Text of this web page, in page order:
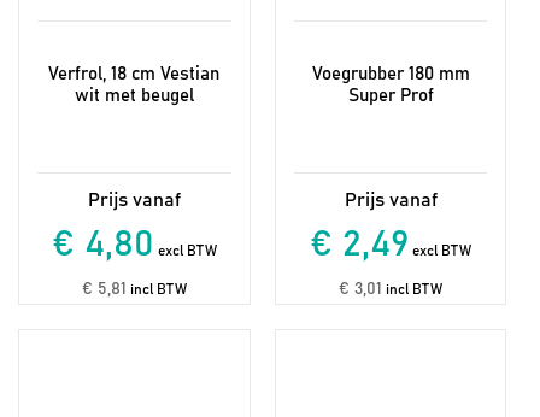
Verfrol, 18 cm Vestian
wit met beugel
€ 4,80 excl BTW
€ 5,81 incl BTW
Voegrubber 180 mm
Super Prof
€ 2,49 excl BTW
€ 3,01 incl BTW